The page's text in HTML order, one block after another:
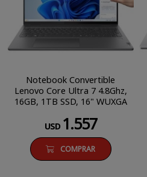
Notebook Convertible
Lenovo Core Ultra 7 4.8Ghz,
16GB, 1TB SSD, 16" WUXGA
USD 1.557
COMPRAR